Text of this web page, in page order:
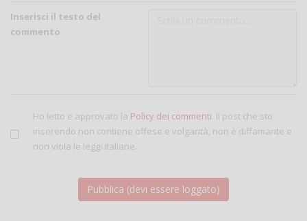
Inserisci il testo del
commento
Ho letto e approvato la Policy dei commenti. Il post che sto
inserendo non contiene offese e volgarità, non è diffamante e
non viola le leggi italiane.